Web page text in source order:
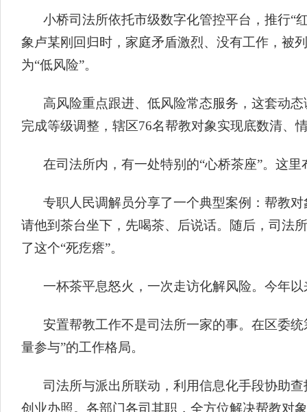
小桥司法所依托市级数字化管控平台，推行“
象卢某刚回归时，家庭矛盾激烈、没有工作，被
为“低风险”。
高风险重点跟进、低风险常态服务，这套动
完成等级调整，辖区76名帮教对象实现底数清、
在司法所内，有一处特别的“心桥茶座”。这
专职人民调解员分享了一个典型案例：帮教
请他到茶台坐下，先喝茶、后说话。随后，司法
了这个“死疙瘩”。
一杯茶平息怒火，一次走访化解风险。今年
安置帮教工作不是司法所一家的事。在区委
量参与”的工作格局。
司法所与派出所联动，利用信息化手段协助
创业办照。各部门各司其职，全方位解决帮教对